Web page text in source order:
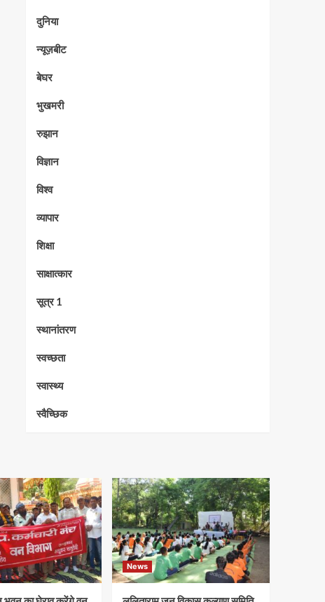
दुनिया
न्यूज़बीट
बेघर
भुखमरी
रुझान
विज्ञान
विश्व
व्यापार
शिक्षा
साक्षात्कार
सूत्र 1
स्थानांतरण
स्वच्छता
स्वास्थ्य
स्वैच्छिक
News